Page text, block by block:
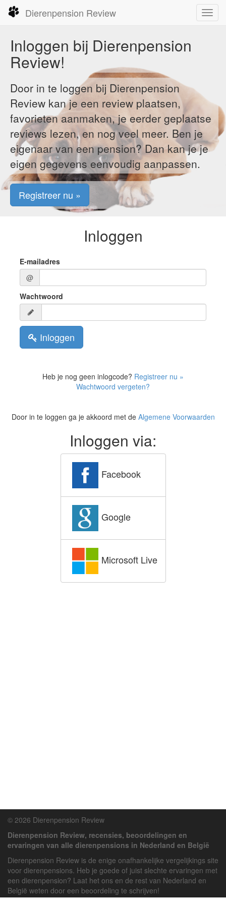
Dierenpension Review
Inloggen bij Dierenpension
Review!
Door in te loggen bij Dierenpension
Review kan je een review plaatsen,
favorieten aanmaken, je eerder geplaatse
reviews lezen, en nog veel meer. Ben je
eigenaar van een pension? Dan kan je je
eigen gegevens eenvoudig aanpassen.
Registreer nu »
Inloggen
E-mailadres
@
Wachtwoord
Inloggen
Heb je nog geen inlogcode? Registreer nu »
Wachtwoord vergeten?
Door in te loggen ga je akkoord met de Algemene Voorwaarden
Inloggen via:
Facebook
Google
Microsoft Live
© 2026 Dierenpension Review
Dierenpension Review, recensies, beoordelingen en
ervaringen van alle dierenpensions in Nederland en België
Dierenpension Review is de enige onafhankelijke vergelijkings site
voor dierenpensions. Heb je goede of juist slechte ervaringen met
een dierenpension? Laat het ons en de rest van Nederland en
België weten door een beoordeling te schrijven!